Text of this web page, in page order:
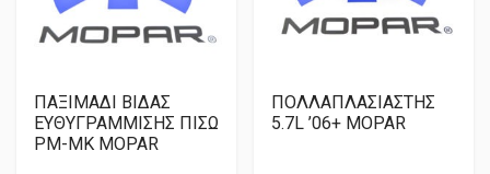
ΠΑΞΙΜΑΔΙ ΒΙΔΑΣ
ΕΥΘΥΓΡΑΜΜΙΣΗΣ ΠΙΣΩ
PM-MK MOPAR
ΠΟΛΛΑΠΛΑΣΙΑΣΤΗΣ
5.7L ’06+ MOPAR